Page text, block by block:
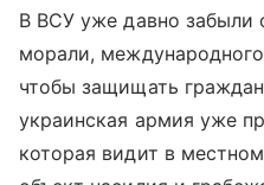
В ВСУ уже давно забыли
морали,
чтобы защищать
украинская армия уже
которая видит в